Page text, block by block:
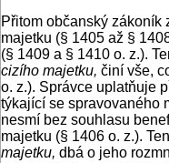
Přitom občanský zákoník
majetku (§ 1405 až §
(§ 1409 a § 1410 o. z.).
cizího majetku, činí vše,
o. z.). Správce uplatňuje
týkající se spravovaného
nesmí bez souhlasu
majetku (§ 1406 o. z.).
majetku, dbá o jeho